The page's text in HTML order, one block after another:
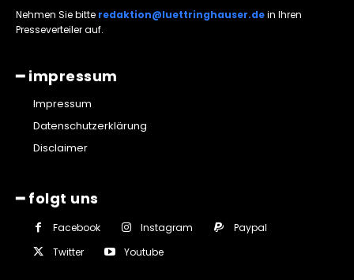
Nehmen Sie bitte redaktion@luettringhauser.dein Ihren
Presseverteiler auf.
━ impressum
Impressum
Datenschutzerklärung
Disclaimer
━ folgt uns
Facebook Instagram
Paypal
Twitter
Youtube